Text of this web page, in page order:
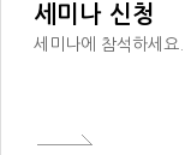
세미나 신청
세미나에 참석하세요.